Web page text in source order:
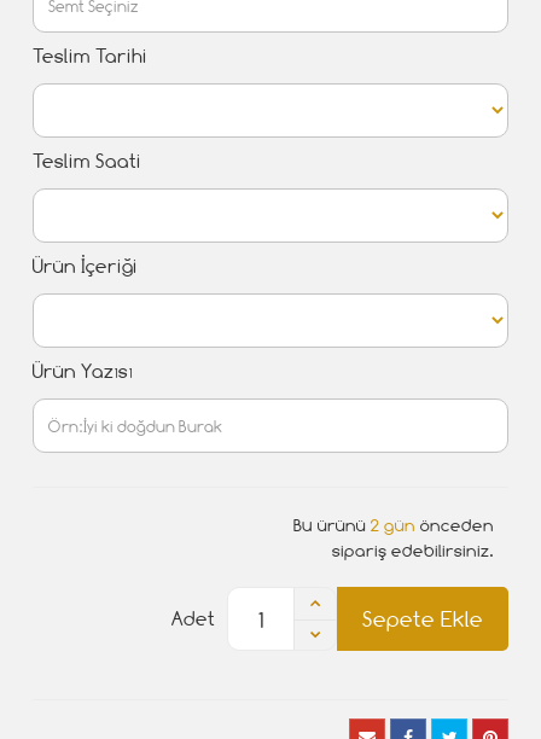
Teslim Tarihi
Teslim Saati
Ürün İçeriği
Ürün Yazısı
Bu ürünü 2 gün önceden
sipariş edebilirsiniz.
Sepete Ekle
Adet